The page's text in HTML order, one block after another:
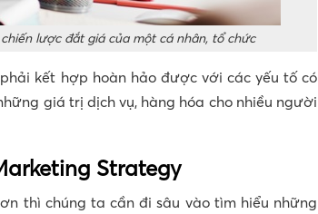
lược đắt giá của một cá nhân, tổ chức
kết hợp hoàn hảo được với các yếu tố có
giá trị dịch vụ, hàng hóa cho nhiều người
Strategy
thì chúng ta cần đi sâu vào tìm hiểu những